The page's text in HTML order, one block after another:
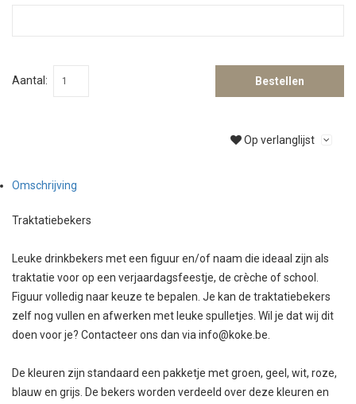
Aantal: Bestellen
Op verlanglijst
Omschrijving
Traktatiebekers
Leuke drinkbekers met een figuur en/of naam die ideaal zijn als
traktatie voor op een verjaardagsfeestje, de crèche of school.
Figuur volledig naar keuze te bepalen. Je kan de traktatiebekers
zelf nog vullen en afwerken met leuke spulletjes. Wil je dat wij dit
doen voor je? Contacteer ons dan via info@koke.be.
De kleuren zijn standaard een pakketje met groen, geel, wit, roze,
blauw en grijs. De bekers worden verdeeld over deze kleuren en